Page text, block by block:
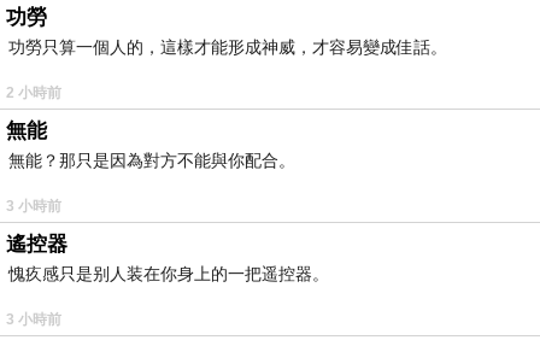
功勞
功勞只算一個人的，這樣才能形成神威，才容易變成佳話。
2 小時前
無能
無能？那只是因為對方不能與你配合。
3 小時前
遙控器
愧疚感只是别人装在你身上的一把遥控器。
3 小時前